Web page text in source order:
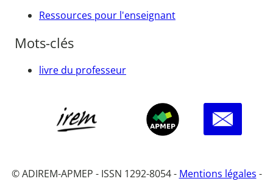
Ressources pour l'enseignant
Mots-clés
livre du professeur
© ADIREM-APMEP - ISSN 1292-8054 - Mentions légales -